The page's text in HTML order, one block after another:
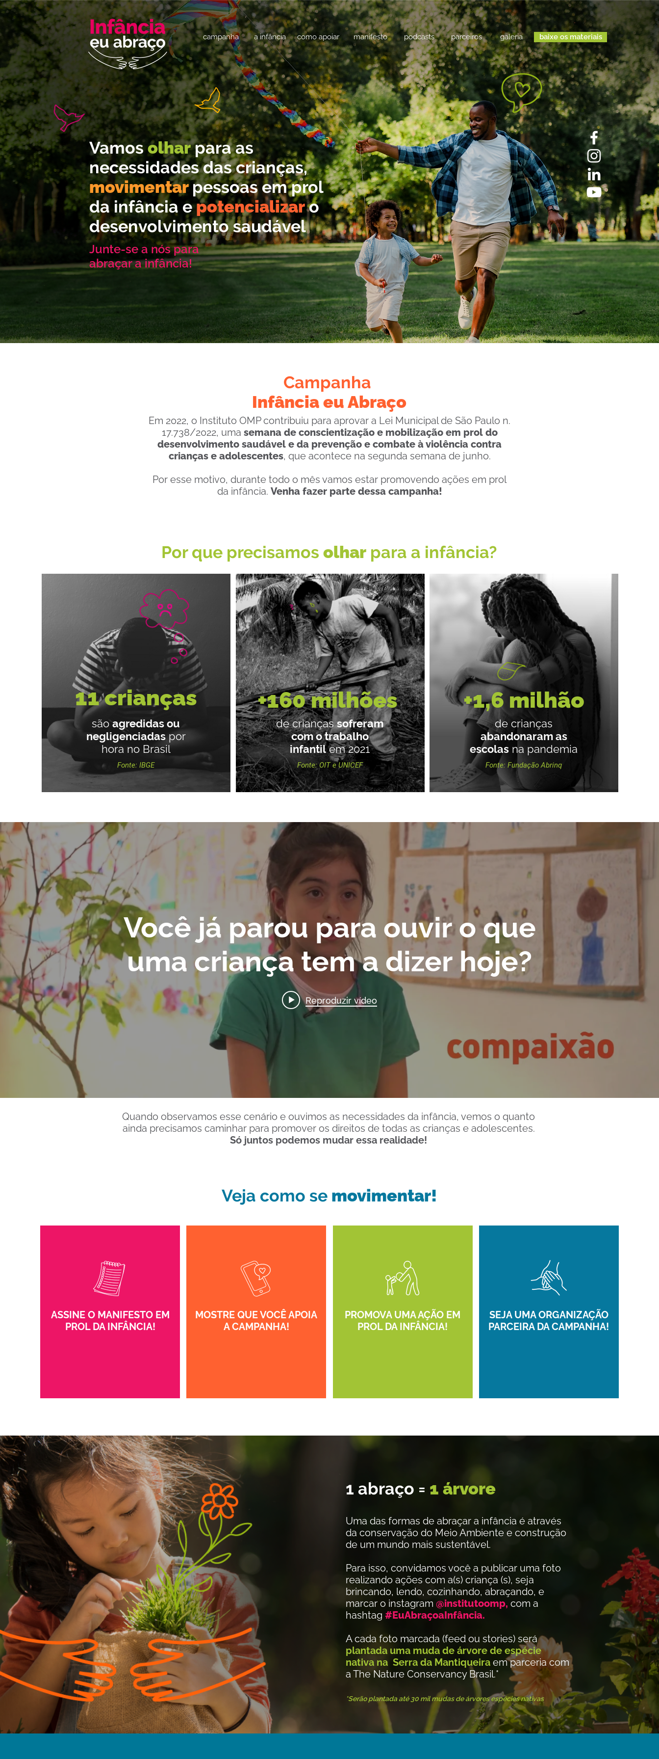
Vamosolharpara as
necessidades das crianças,
movimentar pessoas em prol
da infância epotencializaro
desenvolvimento saudável
campanha a infância como apoiar manifesto podcasts parceiros galeria baixe os materiais
Junte-se a nós para
abraçar a infância!
Campanha
Infância eu Abraço
Em 2022, o Instituto OMP contribuiu para aprovar a Lei Municipal de São Paulo n.
17.738/2022, uma semana de conscientização e mobilização em prol do
desenvolvimento saudável e da prevenção e combate à violência contra
crianças e adolescentes, que acontece na segunda semana de junho.
Por esse motivo, durante todo o mês vamos estar promovendo ações em prol
da infância. Venha fazer parte dessa campanha!
Por que precisamos olharpara a infância?
11 crianças
sãoagredidas ou
negligenciadaspor
hora no Brasil
Fonte: IBGE
+160 milhões
de criançassofreram
com o trabalho
infantilem 2021
Fonte: OIT e UNICEF
+1,6 milhão
de crianças
abandonaram as
escolas na pandemia
Fonte: Fundação Abrinq
Você já parou para ouvir o que
uma criança tem a dizer hoje?
Reproduzir vídeo
Quando observamos esse cenário e ouvimos as necessidades da infância, vemos o quanto
ainda precisamos caminhar para promover os direitos de todas as crianças e adolescentes.
Só juntos podemos mudar essa realidade!
Veja como se movimentar!
ASSINE O MANIFESTO EM
PROL DA INFÂNCIA!
MOSTRE QUE VOCÊ APOIA
A CAMPANHA!
PROMOVA UMA AÇÃO EM
PROL DA INFÂNCIA!
SEJA UMA ORGANIZAÇÃO
PARCEIRA DA CAMPANHA!
1 abraço = 1 árvore
Uma das formas de abraçar a infância é através
da conservação do Meio Ambiente e construção
de um mundo mais sustentável.
Para isso, convidamos você a publicar uma foto
realizando ações com a(s) criança (s), seja
brincando, lendo, cozinhando, abraçando, e
marcar o instagram @institutoomp, com a
hashtag #EuAbraçoaInfância.
A cada foto marcada (feed ou stories) será
plantada uma muda de árvore de espécie
nativa na Serra da Mantiqueira em parceria com
a The Nature Conservancy Brasil.*
*Serão plantada até 30 mil mudas de árvores espécies nativas